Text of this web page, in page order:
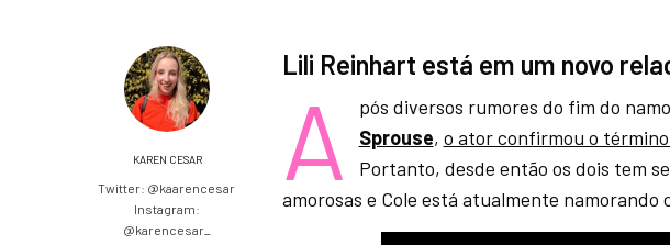
KAREN CESAR
Twitter: @kaarencesar
Instagram:
@karencesar_
Lili Reinhart está em um novo
A pós diversos rumores do fim do
Sprouse, o ator confirmou o
Portanto, desde então os dois tem
amorosas e Cole está atualmente namorando